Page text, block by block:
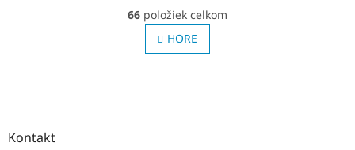
O
v
l
á
a
r
á
n
k
o
66 položiek celkom
HORE
Z
Kontakt